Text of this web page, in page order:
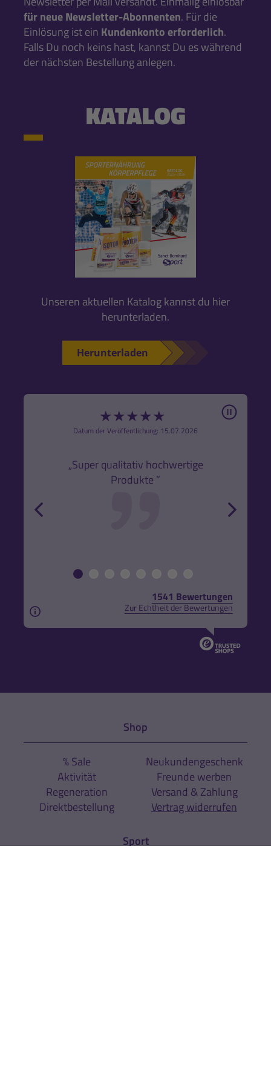
für neue Newsletter-Abonnenten. Für die
Einlösung ist ein Kundenkonto erforderlich.
Falls Du noch keins hast, kannst Du es während
der nächsten Bestellung anlegen.
KATALOG
Unseren aktuellen Katalog kannst du hier
herunterladen.
Herunterladen
★★★★★
Datum der Veröffentlichung: 15.07.2026
„Super qualitativ hochwertige
Produkte ”
Pause
1541 Bewertungen
Zur Echtheit der Bewertungen
Aus rechtlichen Gründen weisen wir darauf hin,
Shop
% Sale
Aktivität
Regeneration
Direktbestellung
Neukundengeschenk
Freunde werben
Versand & Zahlung
Vertrag widerrufen
Sport